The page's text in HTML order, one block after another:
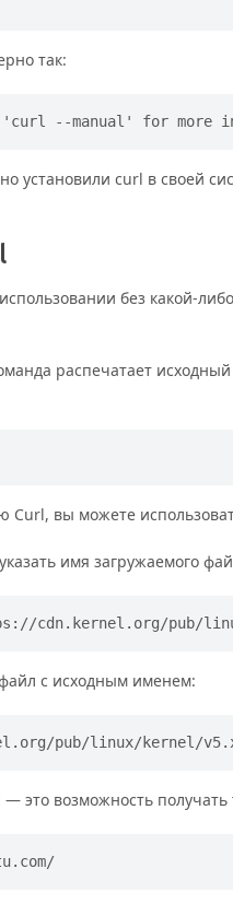
так:
установили curl в своей
без какой-
распечатает
Curl, вы можете
имя загружаемого
cdn.kernel.org/pub/
с исходным именем:
pub/linux/kernel/
возможность получать